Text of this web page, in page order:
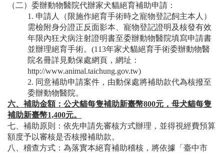
（二）委辦動物醫院代辦家犬貓絕育補助申請：
1. 申請人（限施作絕育手術時之寵物登記飼主本人）
需檢附身分證正反面影本、寵物登記證明及核發有效
年限內狂犬病注射證明書至委辦動物醫院填寫申請書
並辦理絕育手術。(113年家犬貓絕育手術委辦動物醫
院名冊詳見動保處網頁，網址：
http://www.animal.taichung.gov.tw)
2. 同意補助申請案件，由動保處將補助款代為核撥至
委辦動物醫院。
六、補助金額：公犬貓每隻補助新臺幣800元，母犬貓每隻
補助新臺幣1,400元。
七、補助原則：依先申請先審核方式辦理，並得視經費預算
額度予以審核是否核撥補助款。
八、稽查方式：為落實本絕育補助稽核，將依據「臺中市